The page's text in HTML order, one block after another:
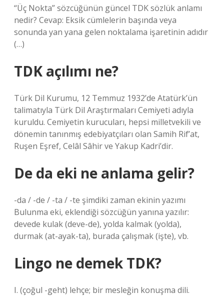
“Üç Nokta” sözcüğünün güncel TDK sözlük anlamı
nedir? Cevap: Eksik cümlelerin başında veya
sonunda yan yana gelen noktalama işaretinin adıdır
(…)
TDK açılımı ne?
Türk Dil Kurumu, 12 Temmuz 1932’de Atatürk’ün
talimatıyla Türk Dil Araştırmaları Cemiyeti adıyla
kuruldu. Cemiyetin kurucuları, hepsi milletvekili ve
dönemin tanınmış edebiyatçıları olan Samih Rif’at,
Ruşen Eşref, Celâl Sâhir ve Yakup Kadri’dir.
De da eki ne anlama gelir?
-da / -de / -ta / -te şimdiki zaman ekinin yazımı
Bulunma eki, eklendiği sözcüğün yanına yazılır:
devede kulak (deve-de), yolda kalmak (yolda),
durmak (at-ayak-ta), burada çalışmak (işte), vb.
Lingo ne demek TDK?
I. (çoğul -geht) lehçe; bir mesleğin konuşma dili.